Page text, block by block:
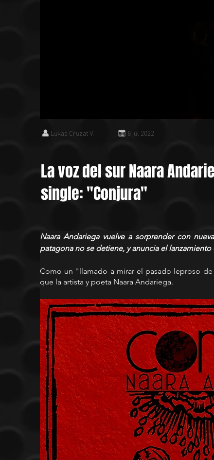
Lukas Cruzat V. 8 jul 2022
La voz del sur Naara
single: "Conjura"
Naara Andariega vuelve a sorprender con
patagona no se detiene, y anuncia el
Como un "llamado a mirar el pasado leproso
que la artista y poeta Naara Andariega.